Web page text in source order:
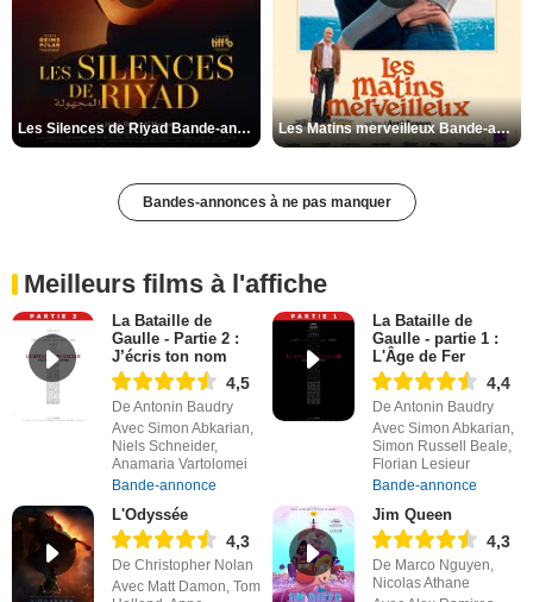
Les Silences de Riyad Bande-annonce VO STFR Les Matins merveilleux Bande-annonce VF
Bandes-annonces à ne pas manquer
Meilleurs films à l'affiche
La Bataille de
Gaulle - Partie 2 :
J’écris ton nom
4,5
De Antonin Baudry
Avec Simon Abkarian,
Niels Schneider,
Anamaria Vartolomei
Bande-annonce
La Bataille de
Gaulle - partie 1 :
L'Âge de Fer
4,4
De Antonin Baudry
Avec Simon Abkarian,
Simon Russell Beale,
Florian Lesieur
Bande-annonce
L'Odyssée
4,3
De Christopher Nolan
Avec Matt Damon, Tom
Jim Queen
4,3
De Marco Nguyen,
Nicolas Athane